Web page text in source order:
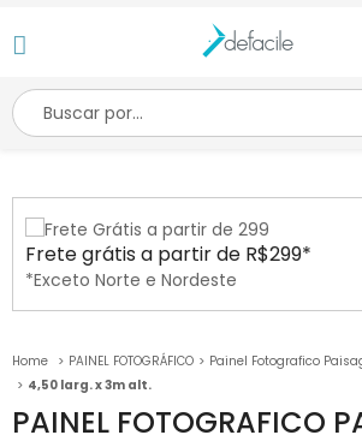
Frete grátis a partir de R$299*
*Exceto Norte e Nordeste
PAINEL FOTOGRÁFICO Painel Fotografico
4,50 larg. x 3m alt.
PAINEL FOTOGRAFICO